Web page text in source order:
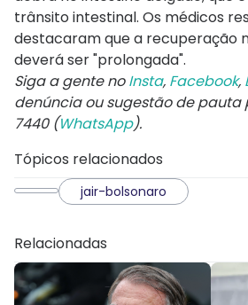
trânsito intestinal. Os médicos
destacaram que a recuperação
deverá ser "prolongada".
Siga a gente noInsta, Facebook,
denúncia ou sugestão de pauta
7440 (WhatsApp).
Tópicos relacionados
jair-bolsonaro
Relacionadas